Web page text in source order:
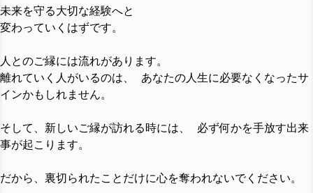
未来を守る大切な経験へと
変わっていくはずです。
人とのご縁には流れがあります。
離れていく人がいるのは、 あなたの人生に必要なくなったサ
インかもしれません。
そして、新しいご縁が訪れる時には、 必ず何かを手放す出来
事が起こります。
だから、裏切られたことだけに心を奪われないでください。